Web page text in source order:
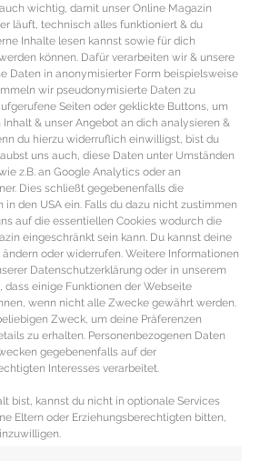
wichtig, damit unser Online Magazin
läuft, technisch alles funktioniert & du
Inhalte lesen kannst sowie für dich
können. Dafür verarbeiten wir & unsere
Daten in anonymisierter Form beispielsweise
wir pseudonymisierte Daten zu
Seiten oder geklickte Buttons, um
& unser Angebot an dich analysieren &
du hierzu widerruflich einwilligst, bist du
uns auch, diese Daten unter Umständen
z.B. an Google Analytics oder an
Dies schließt gegebenenfalls die
in den USA ein. Falls du dazu nicht zustimmen
auf die essentiellen Cookies wodurch die
eingeschränkt sein kann. Du kannst deine
oder widerrufen. Weitere Informationen
Datenschutzerklärung oder in unserem
dass einige Funktionen der Webseite
wenn nicht alle Zwecke gewährt werden.
Zweck, um deine Präferenzen
zu erhalten. Personenbezogenen Daten
gegebenenfalls auf der
Interesses verarbeitet.
bist, kannst du nicht in optionale Services
Eltern oder Erziehungsberechtigten bitten,
Chocolate Lava
mit flüssigem
Ingwer Zutaten für das Dessert
Schokoladen Füllung 200 g